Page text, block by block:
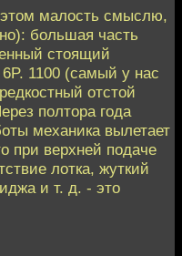
малость смыслю,
большая часть
стоящий
1100 (самый у нас
отстой
полтора года
механика вылетает
при верхней подаче
лотка, жуткий
и т. д. - это